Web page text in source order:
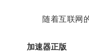
随着互联网的
加速器正版